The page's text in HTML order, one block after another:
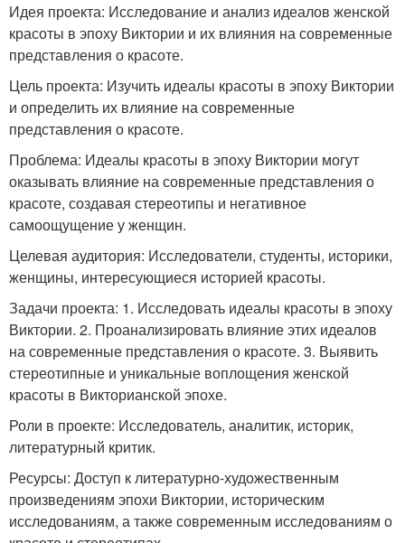
Идея проекта: Исследование и анализ идеалов женской
красоты в эпоху Виктории и их влияния на современные
представления о красоте.
Цель проекта: Изучить идеалы красоты в эпоху Виктории
и определить их влияние на современные
представления о красоте.
Проблема: Идеалы красоты в эпоху Виктории могут
оказывать влияние на современные представления о
красоте, создавая стереотипы и негативное
самоощущение у женщин.
Целевая аудитория: Исследователи, студенты, историки,
женщины, интересующиеся историей красоты.
Задачи проекта: 1. Исследовать идеалы красоты в эпоху
Виктории. 2. Проанализировать влияние этих идеалов
на современные представления о красоте. 3. Выявить
стереотипные и уникальные воплощения женской
красоты в Викторианской эпохе.
Роли в проекте: Исследователь, аналитик, историк,
литературный критик.
Ресурсы: Доступ к литературно-художественным
произведениям эпохи Виктории, историческим
исследованиям, а также современным исследованиям о